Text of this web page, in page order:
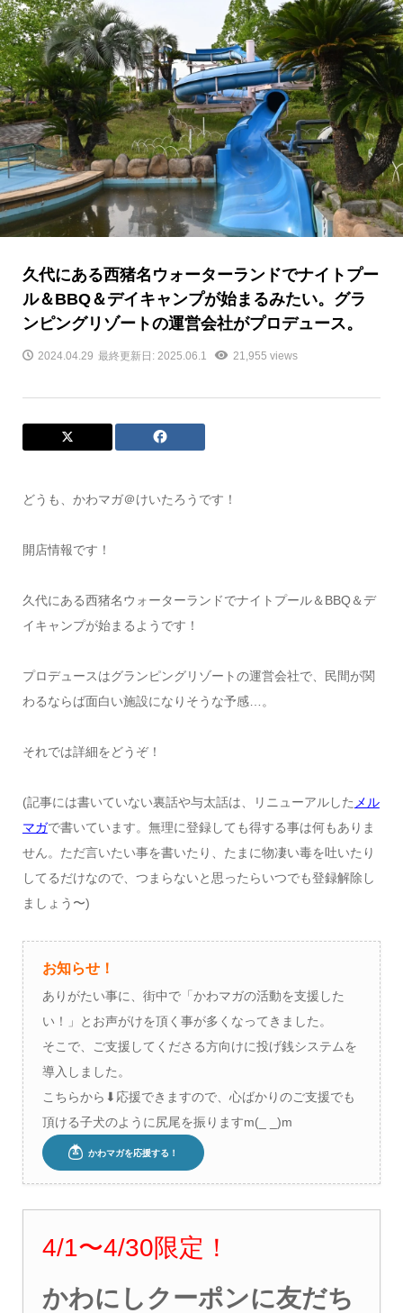
久代にある西猪名ウォーターランドでナイトプー
ル＆BBQ＆デイキャンプが始まるみたい。グラ
ンピングリゾートの運営会社がプロデュース。
2024.04.29 最終更新日: 2025.06.1 21,955 views
どうも、かわマガ＠けいたろうです！
開店情報です！
久代にある西猪名ウォーターランドでナイトプール＆BBQ＆デ
イキャンプが始まるようです！
プロデュースはグランピングリゾートの運営会社で、民間が関
わるならば面白い施設になりそうな予感…。
それでは詳細をどうぞ！
(記事には書いていない裏話や与太話は、リニューアルした メル
マガで書いています。無理に登録しても得する事は何もありま
せん。ただ言いたい事を書いたり、たまに物凄い毒を吐いたり
してるだけなので、つまらないと思ったらいつでも登録解除し
ましょう〜)
お知らせ！
ありがたい事に、街中で「かわマガの活動を支援した
い！」とお声がけを頂く事が多くなってきました。
そこで、ご支援してくださる方向けに投げ銭システムを
導入しました。
こちらから⬇︎応援できますので、心ばかりのご支援でも
頂ける子犬のように尻尾を振りますm(_ _)m
4/1〜4/30限定！
かわにしクーポンに友だち